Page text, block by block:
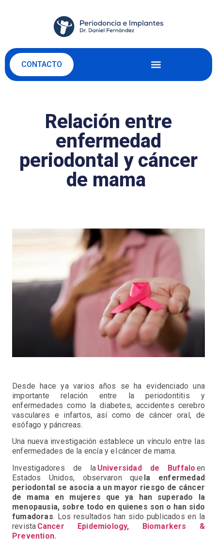
CONTACTO
Relación entre
enfermedad
periodontal y cáncer
de mama
Desde hace ya varios años se ha evidenciado una
importante relación entre la periodontitis y
enfermedades como la diabetes, accidentes cerebro
vasculares e infartos, así como de cáncer oral, de
esófago y páncreas.
Una nueva investigación establece un vínculo entre las
enfermedades de la encía y el cáncer de mama.
Investigadores de la Universidad de Buffalo en
Estados Unidos, observaron que la enfermedad
periodontal se asocia a un mayor riesgo de cáncer
de mama en mujeres que ya han superado la
menopausia, sobre todo en quienes son o han sido
fumadoras. Los resultados han sido publicados en la
revista Cancer Epidemiology, Biomarkers &
Prevention.